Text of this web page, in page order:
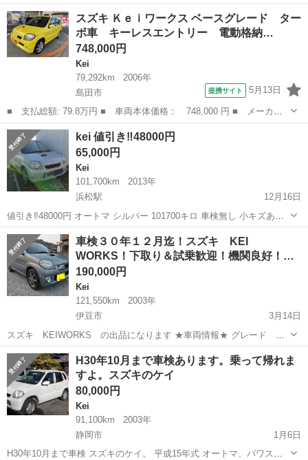
99,700km AT RECAROシート 社外キーレス！ 15インチアルミホイー
ル ローダウン など！ 外装キズ、スプレー塗...
静岡 沼津市 沼津駅 ターボ
スズキ Ｋｅｉワークス ベースグレード ター
ボ車 キーレスエントリー 電動格納…
748,000円
Kei
79,292km
2006年
島田市
提携サイト 5月13日
■ 支払総額: 79.8万円 ■ 車両本体価格： 748,000 円 ■ メーカー
名： スズキ ■ 車種名： Ｋｅｉワークス ■ グレード名： ベー
スグレード ターボ車 キーレスエントリー 電動格納ミラー ５Ｍ
Ｔ ＡＢＳ ...
静岡 島田市 Kei
kei 値引き‼️48000円
65,000円
Kei
101,700km
2013年
浜松駅
12月16日
値引き‼️48000円 オートマ シルバー 101700キロ 車検無し 小キズあり
排気量660 エンジン、エアコン良好 まだまだ活躍し、底維持費の経済
車です 格安でお譲りします 現車確認できます 浜松市です
静岡 袋井市 浜松駅 オートマ
車検３０年１２月迄！スズキ KEI
WORKS！下取り＆試乗歓迎！機関良好！
激…
190,000円
Kei
121,550km
2003年
伊豆市
3月14日
スズキ KEIWORKS の出品になります ★車両情報★ グレード ワ
ークス！ 年式 平成１５年１２月！ 車検３０年１２月２５日まで！
（乗って帰れます） 走行距離 １２１５５０㎞(普段使用の為伸...
静岡 伊豆市 Kei ワークス
H30年10月まで車検あります。乗って帰れま
すよ。スズキのケイ
80,000円
Kei
91,100km
2003年
静岡市
1月6日
H30年10月まで車検 スズキのケイ。 平成15年式 オートマ、パワス